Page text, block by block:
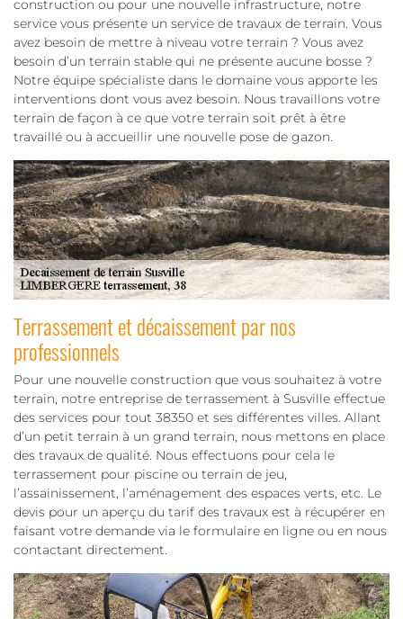
construction ou pour une nouvelle infrastructure, notre
service vous présente un service de travaux de terrain. Vous
avez besoin de mettre à niveau votre terrain ? Vous avez
besoin d’un terrain stable qui ne présente aucune bosse ?
Notre équipe spécialiste dans le domaine vous apporte les
interventions dont vous avez besoin. Nous travaillons votre
terrain de façon à ce que votre terrain soit prêt à être
travaillé ou à accueillir une nouvelle pose de gazon.
Terrassement et décaissement par nos
professionnels
Pour une nouvelle construction que vous souhaitez à votre
terrain, notre entreprise de terrassement à Susville effectue
des services pour tout 38350 et ses différentes villes. Allant
d’un petit terrain à un grand terrain, nous mettons en place
des travaux de qualité. Nous effectuons pour cela le
terrassement pour piscine ou terrain de jeu,
l’assainissement, l’aménagement des espaces verts, etc. Le
devis pour un aperçu du tarif des travaux est à récupérer en
faisant votre demande via le formulaire en ligne ou en nous
contactant directement.